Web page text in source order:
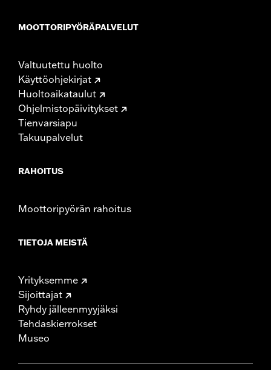
MOOTTORIPYÖRÄPALVELUT
Valtuutettu huolto
Käyttöohjekirjat
Huoltoaikataulut
Ohjelmistopäivitykset
Tienvarsiapu
Takuupalvelut
RAHOITUS
Moottoripyörän rahoitus
TIETOJA MEISTÄ
Yrityksemme
Sijoittajat
Ryhdy jälleenmyyjäksi
Tehdaskierrokset
Museo